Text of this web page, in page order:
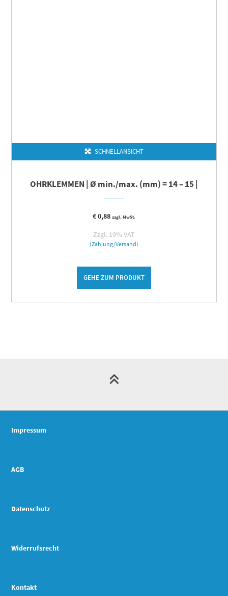
SCHNELLANSICHT
OHRKLEMMEN | Ø min./max. (mm) = 14 – 15 |
€0,88 zzgl. MwSt.
Zzgl. 19% VAT
(Zahlung/Versand)
GEHE ZUM PRODUKT
Impressum
AGB
Datenschutz
Widerrufsrecht
Kontakt